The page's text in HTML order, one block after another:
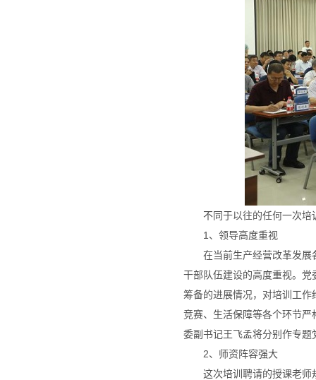
不同于以往的任何一次
1、领导高度重视
在当前生产经营改革发
干部队伍建设的高度重视。
筹备的进展情况，对培训工
竞赛、生活保障等各个环节
委副书记王飞孟将分别作专题
2、师资阵容强大
这次培训聘请的授课老